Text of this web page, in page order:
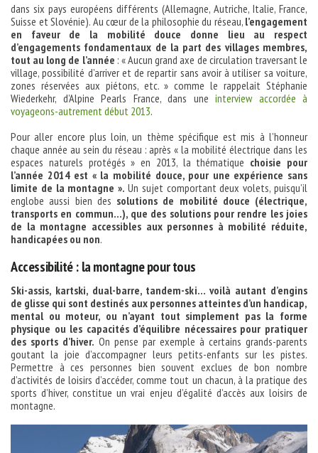
dans six pays européens différents (Allemagne, Autriche, Italie, France,
Suisse et Slovénie). Au cœur de la philosophie du réseau, l’engagement
en faveur de la mobilité douce donne lieu au respect
d’engagements fondamentaux de la part des villages membres,
tout au long de l’année : « Aucun grand axe de circulation traversant le
village, possibilité d’arriver et de repartir sans avoir à utiliser sa voiture,
zones réservées aux piétons, etc. » comme le rappelait Stéphanie
Wiederkehr, d’Alpine Pearls France, dans une interview accordée à
voyageons-autrement début 2013.
Pour aller encore plus loin, un thème spécifique est mis à l’honneur
chaque année au sein du réseau : après « la mobilité électrique dans les
espaces naturels protégés » en 2013, la thématique choisie pour
l’année 2014 est « la mobilité douce, pour une expérience sans
limite de la montagne ». Un sujet comportant deux volets, puisqu’il
englobe aussi bien des solutions de mobilité douce (électrique,
transports en commun…), que des solutions pour rendre les joies
de la montagne accessibles aux personnes à mobilité réduite,
handicapées ou non.
Accessibilité : la montagne pour tous
Ski-assis, kartski, dual-barre, tandem-ski… voilà autant d’engins
de glisse qui sont destinés aux personnes atteintes d’un handicap,
mental ou moteur, ou n’ayant tout simplement pas la forme
physique ou les capacités d’équilibre nécessaires pour pratiquer
des sports d’hiver. On pense par exemple à certains grands-parents
goutant la joie d’accompagner leurs petits-enfants sur les pistes.
Permettre à ces personnes bien souvent exclues de bon nombre
d’activités de loisirs d’accéder, comme tout un chacun, à la pratique des
sports d’hiver, constitue un vrai enjeu d’égalité d’accès aux loisirs de
montagne.